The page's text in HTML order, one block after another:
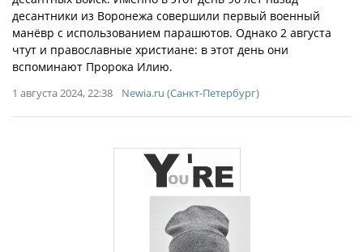
десантники из Воронежа совершили первый военный
манёвр с использованием парашютов. Однако 2 августа
чтут и православные христиане: в этот день они
вспоминают Пророка Илию.
1 августа 2024, 22:38 Newia.ru (Санкт-Петербург)